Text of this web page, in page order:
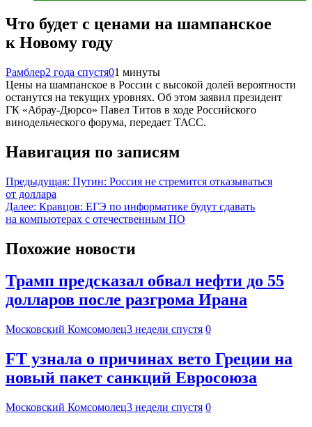
Что будет с ценами на шампанское
к Новому году
Рамблер2 года спустя01 минуты
Цены на шампанское в России с высокой долей вероятности
останутся на текущих уровнях. Об этом заявил президент
ГК «Абрау-Дюрсо» Павел Титов в ходе Российского
винодельческого форума, передает ТАСС.
Навигация по записям
Предыдущая: Путин: Россия не стремится отказываться
от доллара
Далее: Кравцов: ЕГЭ по информатике будут сдавать
на компьютерах с отечественным ПО
Похожие новости
Трамп предсказал обвал нефти до 55
долларов после разгрома Ирана
Московский Комсомолец3 недели спустя 0
FT узнала о причинах вето Греции на
новый пакет санкций Евросоюза
Московский Комсомолец3 недели спустя 0